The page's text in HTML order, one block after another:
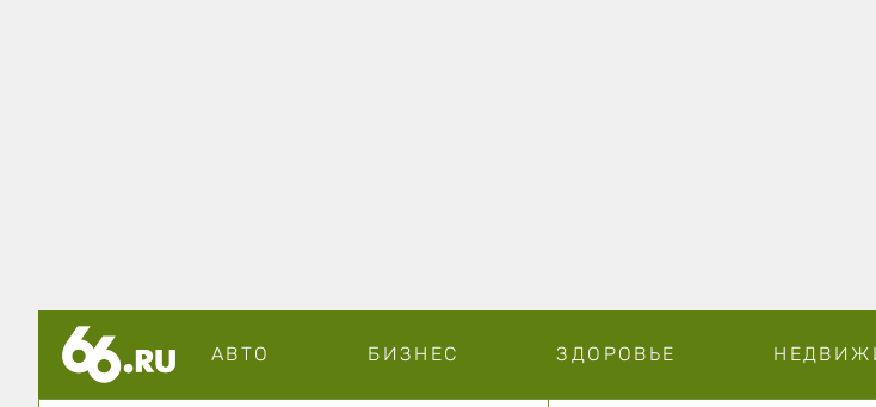
АВТО БИЗНЕС ЗДОРОВЬЕ